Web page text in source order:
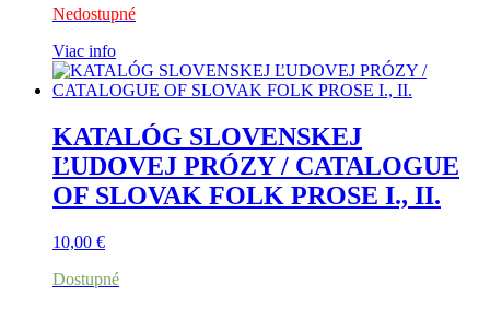
Nedostupné
Viac info
KATALÓG SLOVENSKEJ
ĽUDOVEJ PRÓZY / CATALOGUE
OF SLOVAK FOLK PROSE I., II.
10,00 €
Dostupné